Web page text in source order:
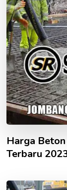
Harga
Terbaru